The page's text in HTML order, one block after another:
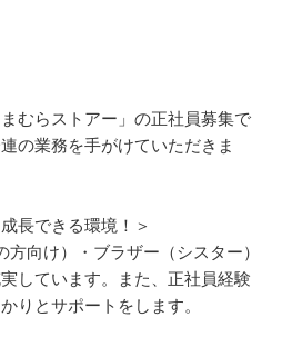
むらストアー」の正社員募集で
の業務を手がけていただきま
長できる環境！＞
向け）・ブラザー（シスター）
しています。また、正社員経験
りとサポートをします。